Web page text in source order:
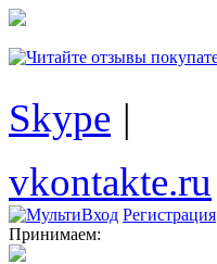
Skype |
vkontakte.ru
Регистрация
Принимаем: